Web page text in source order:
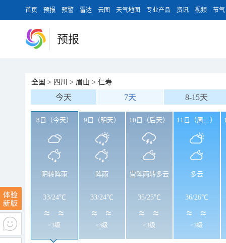
首页 预报 预警 雷达 云图 天气地图 专业产品 资讯 视频 节气
预报
全国 > 四川 > 眉山 > 仁寿
今天 7天 8-15天
8日（今天）
阴转阵雨
33/24℃
<3级
9日（明天）
阵雨
33/24℃
<3级
10日（后天）
雷阵雨转多云
35/25℃
<3级
11日（周二）
多云
36/26℃
<3级